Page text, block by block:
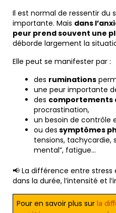
Il est normal de ressentir du
importante. Mais dans
peur prend souvent une
déborde largement la
Elle peut se manifester par :
des ruminations
une peur importante
des comportements
procrastination,
un besoin de contrôle
ou des symptômes
tensions, tachycardie,
mental”, fatigue…
📢 La différence entre
dans la durée, l’intensité et
Pour en savoir plus sur la